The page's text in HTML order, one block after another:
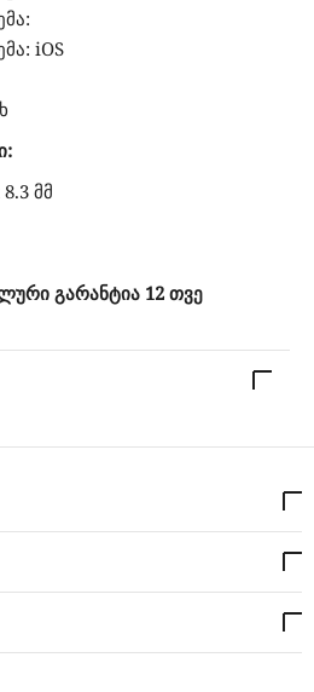
iOS
მმ
გარანტია 12 თვე